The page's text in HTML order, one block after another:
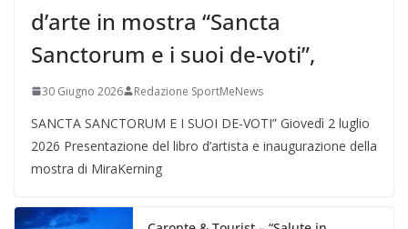
d’arte in mostra “Sancta
Sanctorum e i suoi de-voti”,
30 Giugno 2026 Redazione SportMeNews
SANCTA SANCTORUM E I SUOI DE-VOTI” Giovedì 2 luglio
2026 Presentazione del libro d’artista e inaugurazione della
mostra di MiraKerning